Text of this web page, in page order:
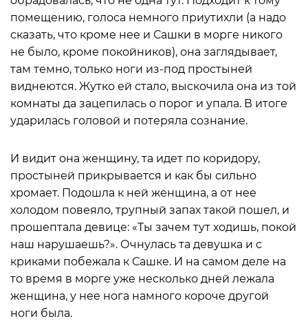
помещению, голоса немного приутихли (а надо
сказать, что кроме нее и Сашки в морге никого
не было, кроме покойников), она заглядывает,
там темно, только ноги из-под простыней
виднеются. Жутко ей стало, выскочила она из той
комнаты да зацепилась о порог и упала. В итоге
ударилась головой и потеряла сознание.
И видит она женщину, та идет по коридору,
простыней прикрывается и как бы сильно
хромает. Подошла к ней женщина, а от нее
холодом повеяло, трупный запах такой пошел, и
прошептала девице: «Ты зачем тут ходишь, покой
наш нарушаешь?». Очнулась та девушка и с
криками побежала к Сашке. И на самом деле на
то время в морге уже несколько дней лежала
женщина, у нее нога намного короче другой
ноги была.